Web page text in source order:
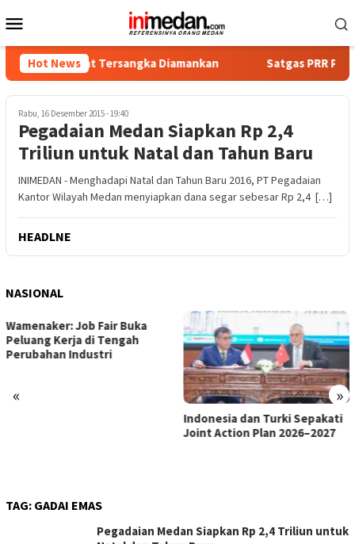
ke
Mobile
Hot News
Empat Tersangka Diamankan Satgas PRR Pacu
Rabu, 16 Desember 2015 - 19:40
Pegadaian Medan Siapkan Rp 2,4
Triliun untuk Natal dan Tahun Baru
INIMEDAN - Menghadapi Natal dan Tahun Baru 2016, PT Pegadaian
Kantor Wilayah Medan menyiapkan dana segar sebesar Rp 2,4 […]
HEADLNE
NASIONAL
« »
Satgas PRR Pacu Realisasi
Tambahan TKD Aceh Rp1,65
TAG: GADAI EMAS
Pegadaian Medan Siapkan Rp 2,4 Triliun untuk